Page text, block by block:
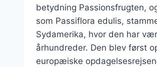
betydning Passionsfrugten,
som Passiflora edulis,
Sydamerika, hvor den har
århundreder. Den blev først
europæiske